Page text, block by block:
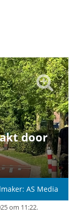
door
AS Media
om 11:22.